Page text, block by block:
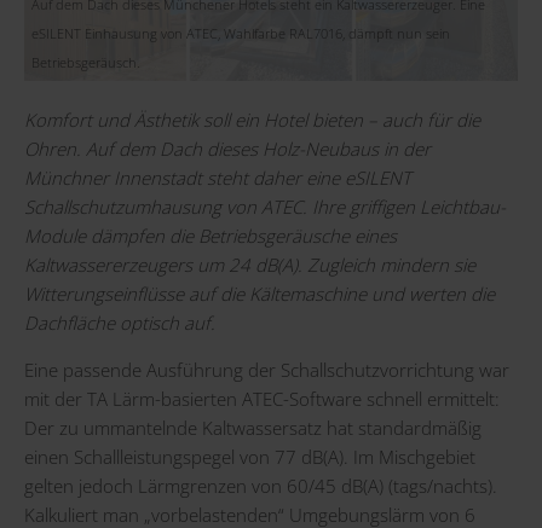
Auf dem Dach dieses Münchener Hotels steht ein Kaltwassererzeuger. Eine
eSILENT Einhausung von ATEC, Wahlfarbe RAL7016, dämpft nun sein
Betriebsgeräusch.
Komfort und Ästhetik soll ein Hotel bieten – auch für die
Ohren. Auf dem Dach dieses Holz-Neubaus in der
Münchner Innenstadt steht daher eine eSILENT
Schallschutzumhausung von ATEC. Ihre griffigen Leichtbau-
Module dämpfen die Betriebsgeräusche eines
Kaltwassererzeugers um 24 dB(A). Zugleich mindern sie
Witterungseinflüsse auf die Kältemaschine und werten die
Dachfläche optisch auf.
Eine passende Ausführung der Schallschutzvorrichtung war
mit der TA Lärm-basierten ATEC-Software schnell ermittelt:
Der zu ummantelnde Kaltwassersatz hat standardmäßig
einen Schallleistungspegel von 77 dB(A). Im Mischgebiet
gelten jedoch Lärmgrenzen von 60/45 dB(A) (tags/nachts).
Kalkuliert man „vorbelastenden“ Umgebungslärm von 6